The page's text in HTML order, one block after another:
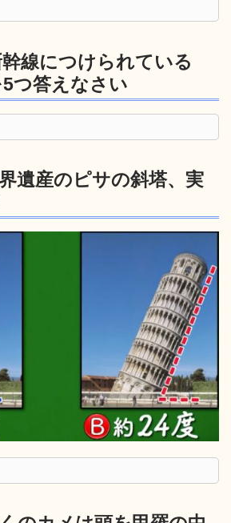
線につけられている
つ答えなさい
遺産のピサの斜塔、実